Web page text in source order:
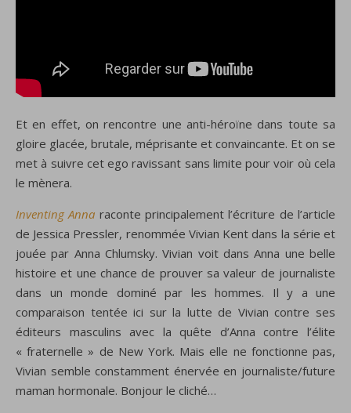
Et en effet, on rencontre une anti-héroïne dans toute sa
gloire glacée, brutale, méprisante et convaincante. Et on se
met à suivre cet ego ravissant sans limite pour voir où cela
le mènera.
Inventing Anna raconte principalement l’écriture de l’article
de Jessica Pressler, renommée Vivian Kent dans la série et
jouée par Anna Chlumsky. Vivian voit dans Anna une belle
histoire et une chance de prouver sa valeur de journaliste
dans un monde dominé par les hommes. Il y a une
comparaison tentée ici sur la lutte de Vivian contre ses
éditeurs masculins avec la quête d’Anna contre l’élite
« fraternelle » de New York. Mais elle ne fonctionne pas,
Vivian semble constamment énervée en journaliste/future
maman hormonale. Bonjour le cliché…